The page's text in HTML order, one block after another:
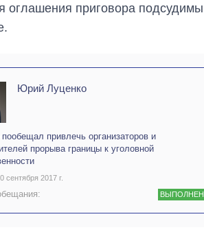
оглашения приговора
Юрий Луценко
привлечь организаторов и
прорыва границы к уголовной
сентября 2017 г.